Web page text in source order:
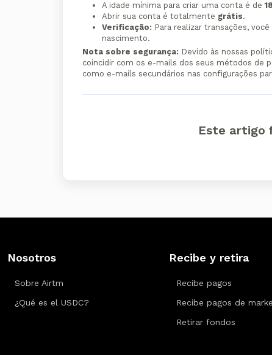
A idade mínima para criar uma conta é de
Abrir sua conta é totalmente grátis.
Verificação: Para realizar transações,
nascimento.
Nota sobre segurança: Devido às nossas
coincidir com os e-mails dos seus métodos de
como e-mails secundários nas configurações
Este artigo
Nosotros
Sobre Airtm
¿Qué es el USDC?
Recibe y retira
Recibe pagos
Recibe pagos de
Retirar fondos